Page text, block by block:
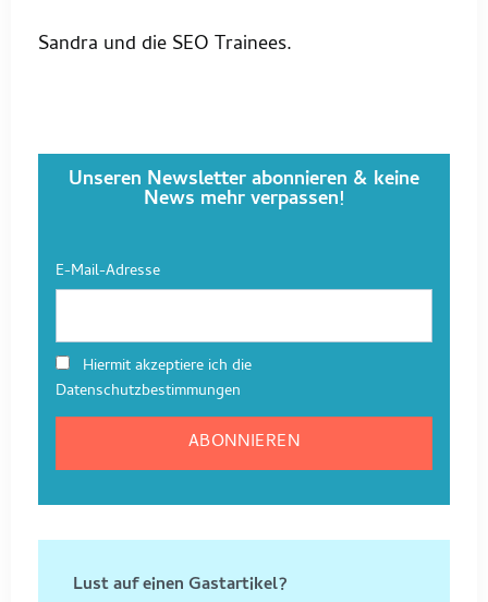
Sandra und die SEO Trainees.
Unseren Newsletter abonnieren & keine
News mehr verpassen!
E-Mail-Adresse
Hiermit akzeptiere ich die
Datenschutzbestimmungen
Lust auf einen Gastartikel?